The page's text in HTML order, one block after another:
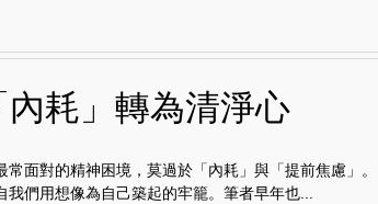
耗」轉為清淨心
面對的精神困境，莫過於「內耗」與「提前焦慮」。
們用想像為自己築起的牢籠。筆者早年也...